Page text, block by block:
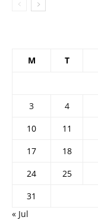
M T
3
4
10
11
17
18
24
25
31
« Jul